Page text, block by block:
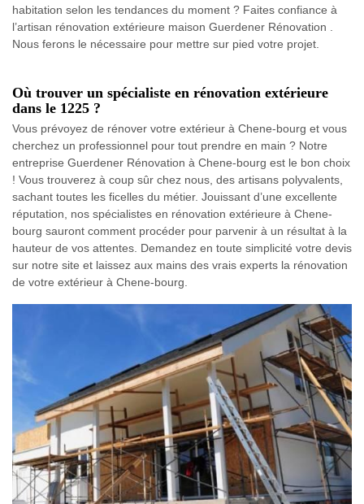
habitation selon les tendances du moment ? Faites confiance à
l’artisan rénovation extérieure maison Guerdener Rénovation .
Nous ferons le nécessaire pour mettre sur pied votre projet.
Où trouver un spécialiste en rénovation extérieure
dans le 1225 ?
Vous prévoyez de rénover votre extérieur à Chene-bourg et vous
cherchez un professionnel pour tout prendre en main ? Notre
entreprise Guerdener Rénovation à Chene-bourg est le bon choix
! Vous trouverez à coup sûr chez nous, des artisans polyvalents,
sachant toutes les ficelles du métier. Jouissant d’une excellente
réputation, nos spécialistes en rénovation extérieure à Chene-
bourg sauront comment procéder pour parvenir à un résultat à la
hauteur de vos attentes. Demandez en toute simplicité votre devis
sur notre site et laissez aux mains des vrais experts la rénovation
de votre extérieur à Chene-bourg.